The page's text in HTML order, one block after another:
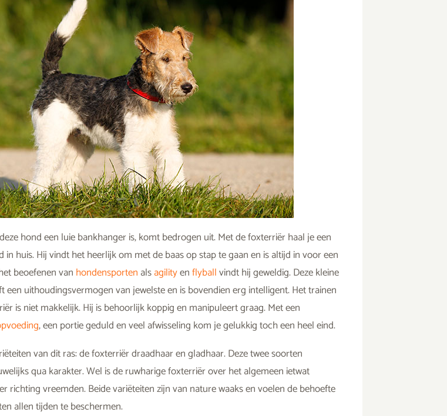
hond een luie bankhanger is, komt bedrogen uit. Met de foxterriër haal je een
in huis. Hij vindt het heerlijk om met de baas op stap te gaan en is altijd in voor een
beoefenen van hondensporten alsagilityenflyballvindt hij geweldig. Deze kleine
een uithoudingsvermogen van jewelste en is bovendien erg intelligent. Het trainen
is niet makkelijk. Hij is behoorlijk koppig en manipuleert graag. Met een
, een portie geduld en veel afwisseling kom je gelukkig toch een heel eind.
van dit ras: de foxterriër draadhaar en gladhaar. Deze twee soorten
qua karakter. Wel is de ruwharige foxterriër over het algemeen ietwat
richting vreemden. Beide variëteiten zijn van nature waaks en voelen de behoefte
allen tijden te beschermen.